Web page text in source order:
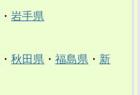
・ 岩手県
・ 秋田県 ・ 福島県 ・ 新